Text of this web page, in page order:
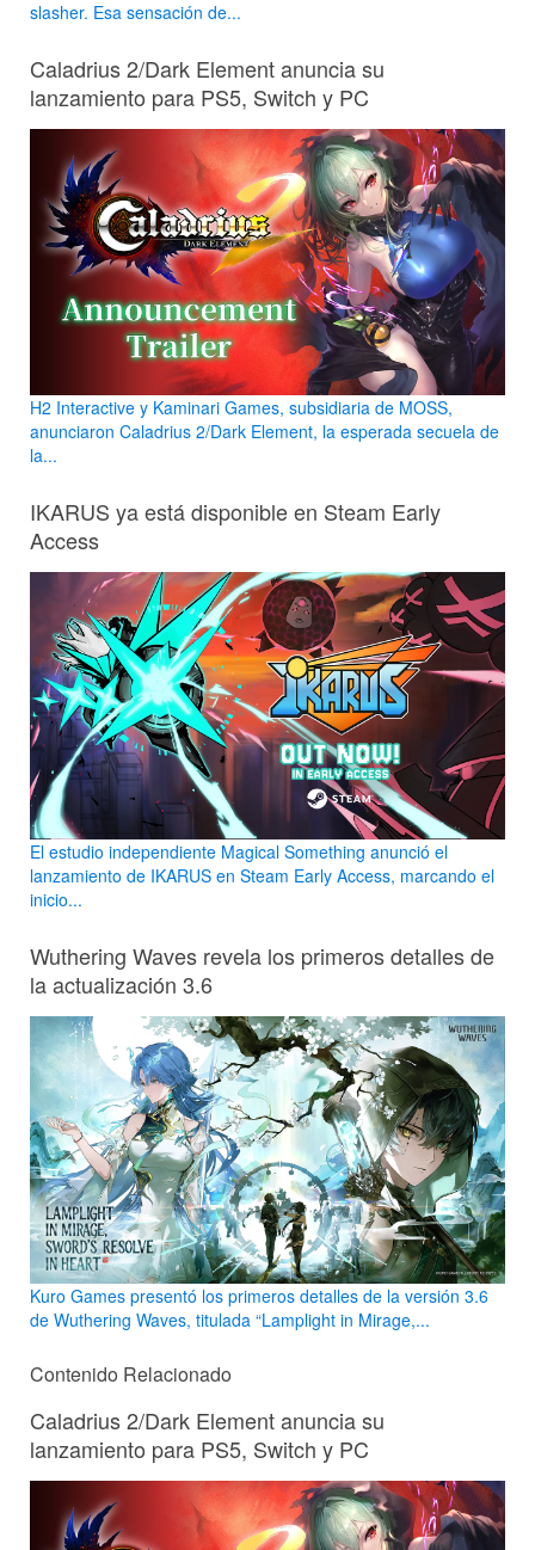
slasher. Esa sensación de...
Caladrius 2/Dark Element anuncia su
lanzamiento para PS5, Switch y PC
H2 Interactive y Kaminari Games, subsidiaria de MOSS,
anunciaron Caladrius 2/Dark Element, la esperada secuela de
la...
IKARUS ya está disponible en Steam Early
Access
El estudio independiente Magical Something anunció el
lanzamiento de IKARUS en Steam Early Access, marcando el
inicio...
Wuthering Waves revela los primeros detalles de
la actualización 3.6
Kuro Games presentó los primeros detalles de la versión 3.6
de Wuthering Waves, titulada “Lamplight in Mirage,...
Contenido Relacionado
Caladrius 2/Dark Element anuncia su
lanzamiento para PS5, Switch y PC